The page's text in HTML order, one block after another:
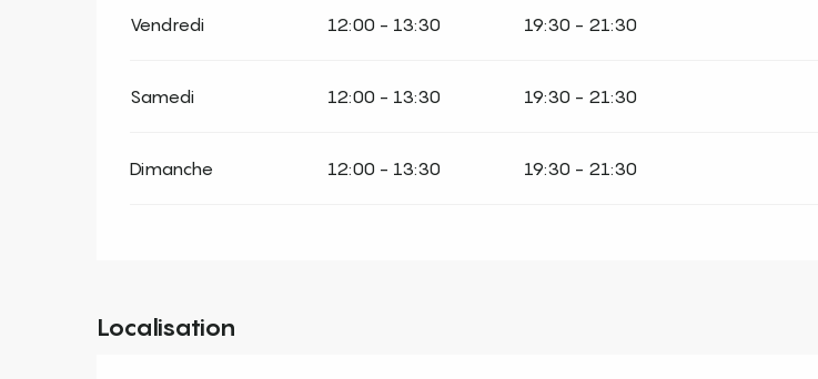
Vendredi 12:00 - 13:30 19:30 - 21:30
Samedi 12:00 - 13:30 19:30 - 21:30
Dimanche 12:00 - 13:30 19:30 - 21:30
Localisation